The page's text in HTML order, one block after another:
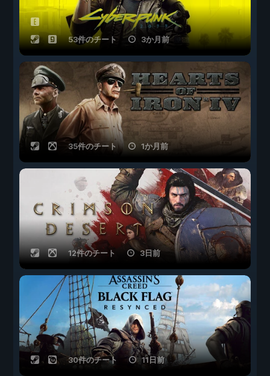
53件のチート 3か月前
35件のチート 1か月前
12件のチート 3日前
30件のチート 11日前